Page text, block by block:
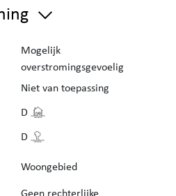
Mogelijk
overstromingsgevoelig
Niet van toepassing
D
D
Woongebied
Geen rechterlijke